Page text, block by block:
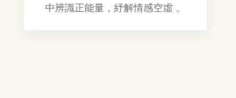
中辨識正能量，紓解情感空虛 。